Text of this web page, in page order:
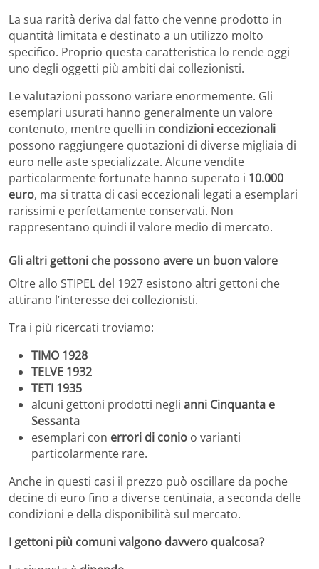
La sua rarità deriva dal fatto che venne prodotto in
quantità limitata e destinato a un utilizzo molto
specifico. Proprio questa caratteristica lo rende oggi
uno degli oggetti più ambiti dai collezionisti.
Le valutazioni possono variare enormemente. Gli
esemplari usurati hanno generalmente un valore
contenuto, mentre quelli in condizioni eccezionali
possono raggiungere quotazioni di diverse migliaia di
euro nelle aste specializzate. Alcune vendite
particolarmente fortunate hanno superato i 10.000
euro, ma si tratta di casi eccezionali legati a esemplari
rarissimi e perfettamente conservati. Non
rappresentano quindi il valore medio di mercato.
Gli altri gettoni che possono avere un buon valore
Oltre allo STIPEL del 1927 esistono altri gettoni che
attirano l’interesse dei collezionisti.
Tra i più ricercati troviamo:
TIMO 1928
TELVE 1932
TETI 1935
alcuni gettoni prodotti negli anni Cinquanta e
Sessanta
esemplari con errori di conio o varianti
particolarmente rare.
Anche in questi casi il prezzo può oscillare da poche
decine di euro fino a diverse centinaia, a seconda delle
condizioni e della disponibilità sul mercato.
I gettoni più comuni valgono davvero qualcosa?